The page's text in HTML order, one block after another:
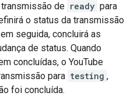
de ready para
o status da transmissão
seguida, concluirá as
de status. Quando
concluídas, o YouTube
para testing ,
foi concluída.